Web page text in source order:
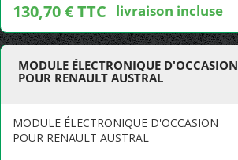
130,70 € TTC livraison incluse
MODULE ÉLECTRONIQUE D'OCCASION
POUR RENAULT AUSTRAL
MODULE ÉLECTRONIQUE D'OCCASION
POUR RENAULT AUSTRAL